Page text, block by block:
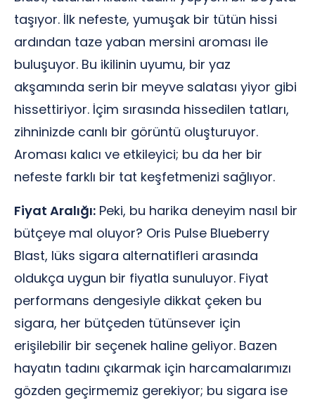
taşıyor. İlk nefeste, yumuşak bir tütün hissi
ardından taze yaban mersini aroması ile
buluşuyor. Bu ikilinin uyumu, bir yaz
akşamında serin bir meyve salatası yiyor gibi
hissettiriyor. İçim sırasında hissedilen tatları,
zihninizde canlı bir görüntü oluşturuyor.
Aroması kalıcı ve etkileyici; bu da her bir
nefeste farklı bir tat keşfetmenizi sağlıyor.
Fiyat Aralığı: Peki, bu harika deneyim nasıl bir
bütçeye mal oluyor? Oris Pulse Blueberry
Blast, lüks sigara alternatifleri arasında
oldukça uygun bir fiyatla sunuluyor. Fiyat
performans dengesiyle dikkat çeken bu
sigara, her bütçeden tütünsever için
erişilebilir bir seçenek haline geliyor. Bazen
hayatın tadını çıkarmak için harcamalarımızı
gözden geçirmemiz gerekiyor; bu sigara ise